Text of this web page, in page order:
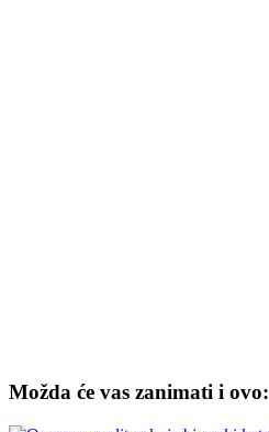
Možda će vas zanimati i ovo: